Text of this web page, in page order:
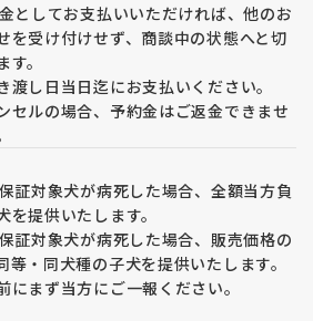
としてお支払いいただければ、他のお
を受け付けせず、商談中の状態へと切
。
し日当日迄にお支払いください。
セルの場合、予約金はご返金できませ
証対象犬が病死した場合、全額当方負
提供いたします。
証対象犬が病死した場合、販売価格の
等・同犬種の子犬を提供いたします。
にまず当方にご一報ください。